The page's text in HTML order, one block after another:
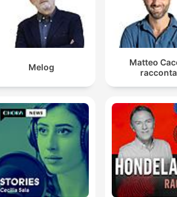
Melog
Matteo
racconta